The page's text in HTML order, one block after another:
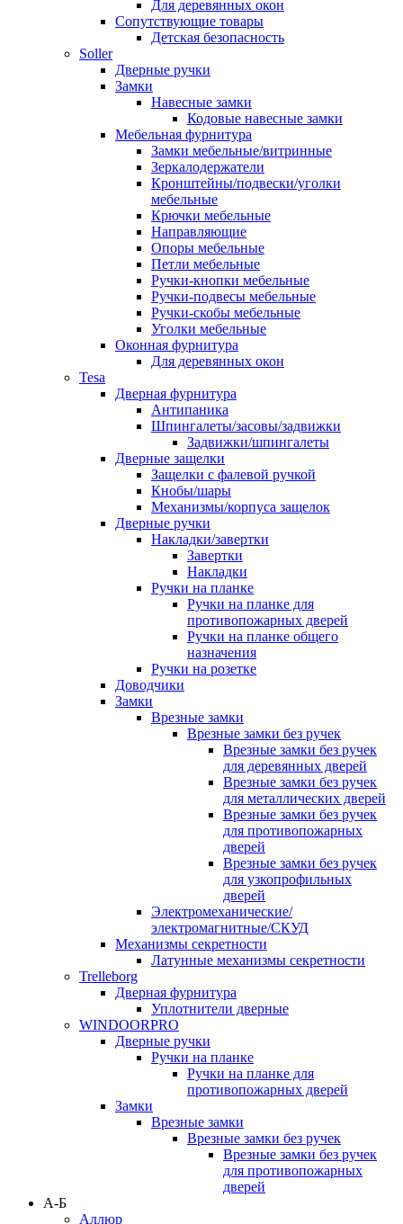
Для деревянных окон
Сопутствующие товары
Детская безопасность
Soller
Дверные ручки
Замки
Навесные замки
Кодовые навесные замки
Мебельная фурнитура
Замки мебельные/витринные
Зеркалодержатели
Кронштейны/подвески/уголки
мебельные
Крючки мебельные
Направляющие
Опоры мебельные
Петли мебельные
Ручки-кнопки мебельные
Ручки-подвесы мебельные
Ручки-скобы мебельные
Уголки мебельные
Оконная фурнитура
Для деревянных окон
Tesa
Дверная фурнитура
Антипаника
Шпингалеты/засовы/задвижки
Задвижки/шпингалеты
Дверные защелки
Защелки с фалевой ручкой
Кнобы/шары
Механизмы/корпуса защелок
Дверные ручки
Накладки/завертки
Завертки
Накладки
Ручки на планке
Ручки на планке для
противопожарных дверей
Ручки на планке общего
назначения
Ручки на розетке
Доводчики
Замки
Врезные замки
Врезные замки без ручек
Врезные замки без ручек
для деревянных дверей
Врезные замки без ручек
для металлических дверей
Врезные замки без ручек
для противопожарных
дверей
Врезные замки без ручек
для узкопрофильных
дверей
Электромеханические/
электромагнитные/СКУД
Механизмы секретности
Латунные механизмы секретности
Trelleborg
Дверная фурнитура
Уплотнители дверные
WINDOORPRO
Дверные ручки
Ручки на планке
Ручки на планке для
противопожарных дверей
Замки
Врезные замки
Врезные замки без ручек
Врезные замки без ручек
для противопожарных
дверей
А-Б
Аллюр